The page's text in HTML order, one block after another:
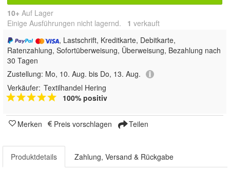
10+ Auf Lager
Einige Ausführungen nicht lagernd. 1 verkauft
, Lastschrift, Kreditkarte, Debitkarte,
Ratenzahlung, Sofortüberweisung, Überweisung, Bezahlung nach
30 Tagen
Zustellung: Mo, 10. Aug. bis Do, 13. Aug.
Verkäufer: Textilhandel Hering
100% positiv
Merken Preis vorschlagen Teilen
Produktdetails Zahlung, Versand & Rückgabe